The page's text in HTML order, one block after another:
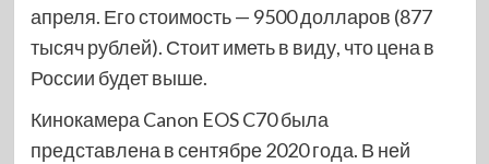
апреля. Его стоимость — 9500 долларов (877
тысяч рублей). Стоит иметь в виду, что цена в
России будет выше.
Кинокамера Canon EOS C70 была
представлена в сентябре 2020 года. В ней